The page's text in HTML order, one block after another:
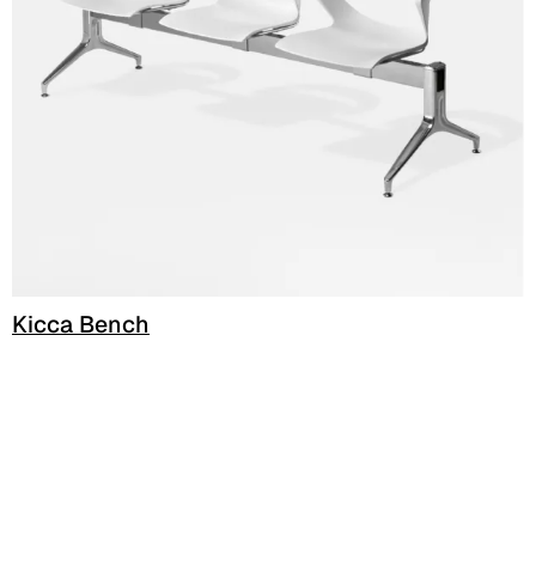
3D Fabric (Cat. A - Tessuto Poliestere)
Kicca Bench